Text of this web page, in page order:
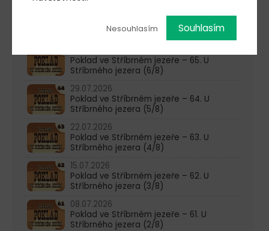
Poklad ve Stříbrném jezeře – 65. U
Stříbrného jezera (6/8)
29.07.2026
Poklad ve Stříbrném jezeře – 64. U
Stříbrného jezera (5/8)
22.07.2026
Poklad ve Stříbrném jezeře – 63. U
Stříbrného jezera (4/8)
15.07.2026
Poklad ve Stříbrném jezeře – 62. U
Stříbrného jezera (3/8)
08.07.2026
Poklad ve Stříbrném jezeře – 61. U
Stříbrného jezera (2/8)
Nesouhlasím Souhlasím